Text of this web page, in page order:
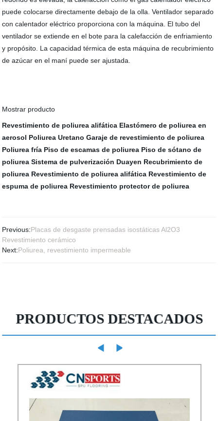
puede colocarse directamente debajo de la olla. Ventilador separado
con calentador eléctrico proporciona con la máquina. El tubo del
ventilador se extiende en el bote para la calefacción de enfriamiento
y propósito. La capacidad térmica de esta máquina de recubrimiento
de azúcar en el maní puede ser ajustada.
Mostrar producto
Revestimiento de poliurea alifática Elastómero de poliurea en
aerosol Poliurea Uretano Garaje de revestimiento de poliurea
Poliurea fría Piso de escamas de poliurea Piso de sótano de
poliurea Sistema de pulverización Duayen Recubrimiento de
poliurea Revestimiento de poliurea alifática Revestimiento de
espuma de poliurea Revestimiento protector de poliurea
Previous:Placas de desgaste prensadas isostáticas Al2O3
Revestimiento cerámico
Next:Poliurea, revestimiento impermeable
PRODUCTOS DESTACADOS